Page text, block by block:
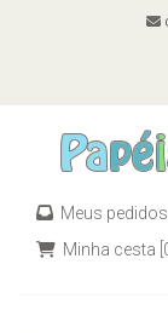
Meus pedidos
Minha cesta